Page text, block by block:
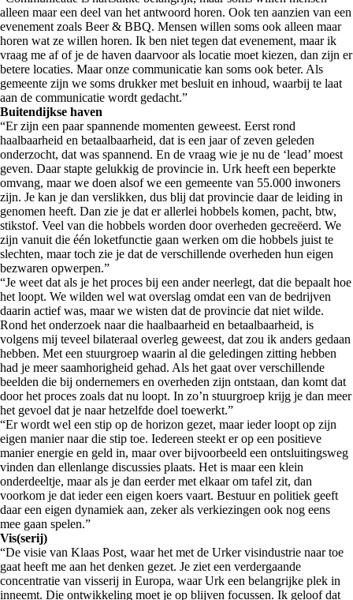
alleen maar een deel van het antwoord horen. Ook ten aanzien van een
evenement zoals Beer & BBQ. Mensen willen soms ook alleen maar
horen wat ze willen horen. Ik ben niet tegen dat evenement, maar ik
vraag me af of je de haven daarvoor als locatie moet kiezen, dan zijn er
betere locaties. Maar onze communicatie kan soms ook beter. Als
gemeente zijn we soms drukker met besluit en inhoud, waarbij te laat
aan de communicatie wordt gedacht.”
Buitendijkse haven
“Er zijn een paar spannende momenten geweest. Eerst rond
haalbaarheid en betaalbaarheid, dat is een jaar of zeven geleden
onderzocht, dat was spannend. En de vraag wie je nu de ‘lead’ moest
geven. Daar stapte gelukkig de provincie in. Urk heeft een beperkte
omvang, maar we doen alsof we een gemeente van 55.000 inwoners
zijn. Je kan je dan verslikken, dus blij dat provincie daar de leiding in
genomen heeft. Dan zie je dat er allerlei hobbels komen, pacht, btw,
stikstof. Veel van die hobbels worden door overheden gecreëerd. We
zijn vanuit die één loketfunctie gaan werken om die hobbels juist te
slechten, maar toch zie je dat de verschillende overheden hun eigen
bezwaren opwerpen.”
“Je weet dat als je het proces bij een ander neerlegt, dat die bepaalt hoe
het loopt. We wilden wel wat overslag omdat een van de bedrijven
daarin actief was, maar we wisten dat de provincie dat niet wilde.
Rond het onderzoek naar die haalbaarheid en betaalbaarheid, is
volgens mij teveel bilateraal overleg geweest, dat zou ik anders gedaan
hebben. Met een stuurgroep waarin al die geledingen zitting hebben
had je meer saamhorigheid gehad. Als het gaat over verschillende
beelden die bij ondernemers en overheden zijn ontstaan, dan komt dat
door het proces zoals dat nu loopt. In zo’n stuurgroep krijg je dan meer
het gevoel dat je naar hetzelfde doel toewerkt.”
“Er wordt wel een stip op de horizon gezet, maar ieder loopt op zijn
eigen manier naar die stip toe. Iedereen steekt er op een positieve
manier energie en geld in, maar over bijvoorbeeld een ontsluitingsweg
vinden dan ellenlange discussies plaats. Het is maar een klein
onderdeeltje, maar als je dan eerder met elkaar om tafel zit, dan
voorkom je dat ieder een eigen koers vaart. Bestuur en politiek geeft
daar een eigen dynamiek aan, zeker als verkiezingen ook nog eens
mee gaan spelen.”
Vis(serij)
“De visie van Klaas Post, waar het met de Urker visindustrie naar toe
gaat heeft me aan het denken gezet. Je ziet een verdergaande
concentratie van visserij in Europa, waar Urk een belangrijke plek in
inneemt. Die ontwikkeling moet je op blijven focussen. Ik geloof dat